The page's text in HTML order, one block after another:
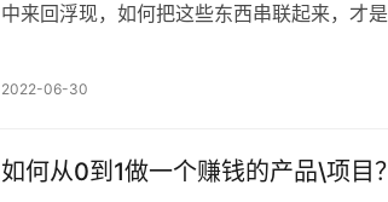
中来回浮现，如何把这些东西串联起来，才
2022-06-30
如何从0到1做一个赚钱的产品\项目？